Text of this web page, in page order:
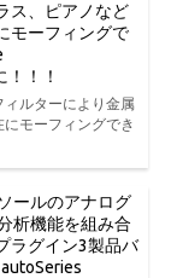
ス、ピアノなど
モーフィングで
！！
ルターにより金属
モーフィングでき
ールのアナログ
析機能を組み合
ラグイン3製品バ